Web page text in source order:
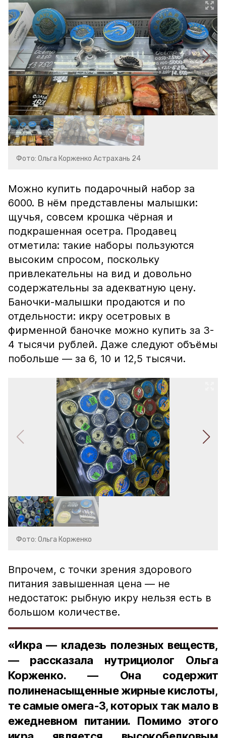
Фото: Ольга Корженко Астрахань 24
Можно купить подарочный набор за
6000. В нём представлены малышки:
щучья, совсем крошка чёрная и
подкрашенная осетра. Продавец
отметила: такие наборы пользуются
высоким спросом, поскольку
привлекательны на вид и довольно
содержательны за адекватную цену.
Баночки-малышки продаются и по
отдельности: икру осетровых в
фирменной баночке можно купить за 3-
4 тысячи рублей. Даже следуют объёмы
побольше — за 6, 10 и 12,5 тысячи.
Фото: Ольга Корженко
Впрочем, с точки зрения здорового
питания завышенная цена — не
недостаток: рыбную икру нельзя есть в
большом количестве.
«Икра — кладезь полезных веществ,
— рассказала нутрициолог Ольга
Корженко. — Она содержит
полиненасыщенные жирные кислоты,
те самые омега-3, которых так мало в
ежедневном питании. Помимо этого